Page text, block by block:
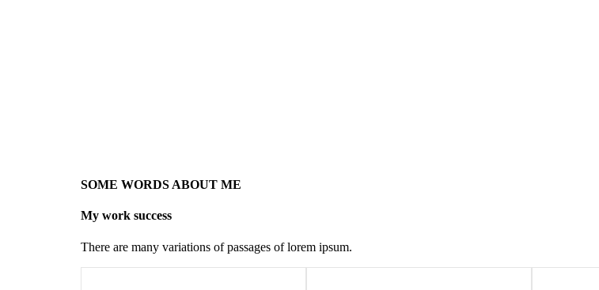
SOME WORDS ABOUT ME
My work success
There are many variations of passages of lorem ipsum.